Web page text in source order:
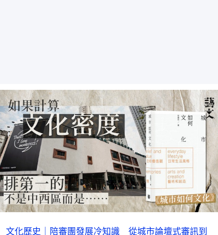
文化歷史｜陪審團發展冷知識 從城市論壇式審訊到